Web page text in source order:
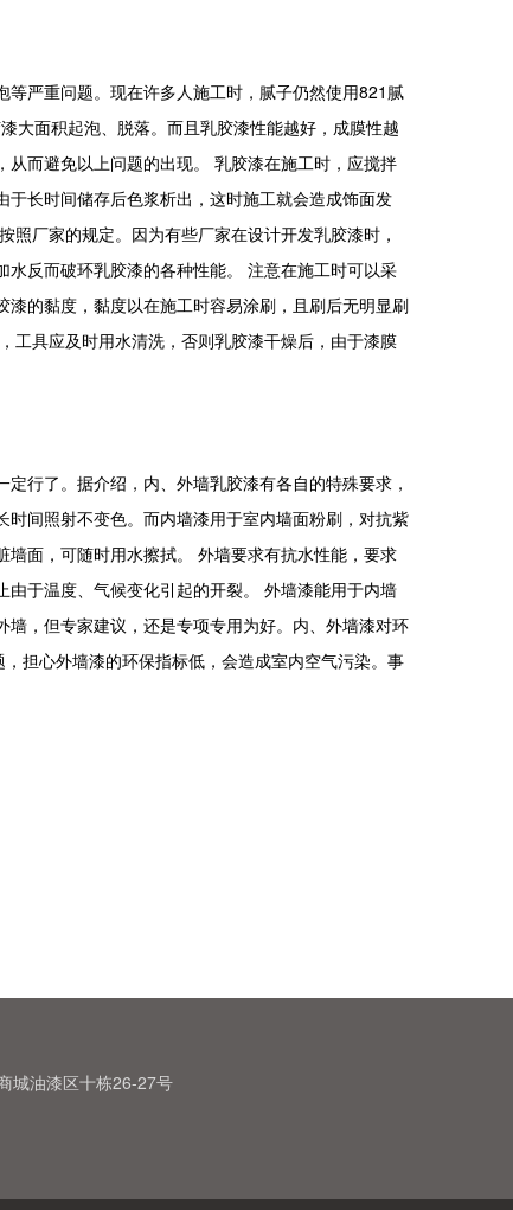
严重问题。现在许多人施工时，腻子仍然使用821腻
大面积起泡、脱落。而且乳胶漆性能越好，成膜性越
而避免以上问题的出现。 乳胶漆在施工时，应搅拌
长时间储存后色浆析出，这时施工就会造成饰面发
厂家的规定。因为有些厂家在设计开发乳胶漆时，
反而破环乳胶漆的各种性能。 注意在施工时可以采
的黏度，黏度以在施工时容易涂刷，且刷后无明显刷
工具应及时用水清洗，否则乳胶漆干燥后，由于漆膜
行了。据介绍，内、外墙乳胶漆有各自的特殊要求，
间照射不变色。而内墙漆用于室内墙面粉刷，对抗紫
面，可随时用水擦拭。 外墙要求有抗水性能，要求
于温度、气候变化引起的开裂。 外墙漆能用于内墙
，但专家建议，还是专项专用为好。内、外墙漆对环
担心外墙漆的环保指标低，会造成室内空气污染。事
城油漆区十栋26-27号